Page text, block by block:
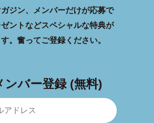
ガジン、メンバーだけが応募で
ントなどスペシャルな特典が
。 奮ってご登録ください。
ンバー登録 (無料)